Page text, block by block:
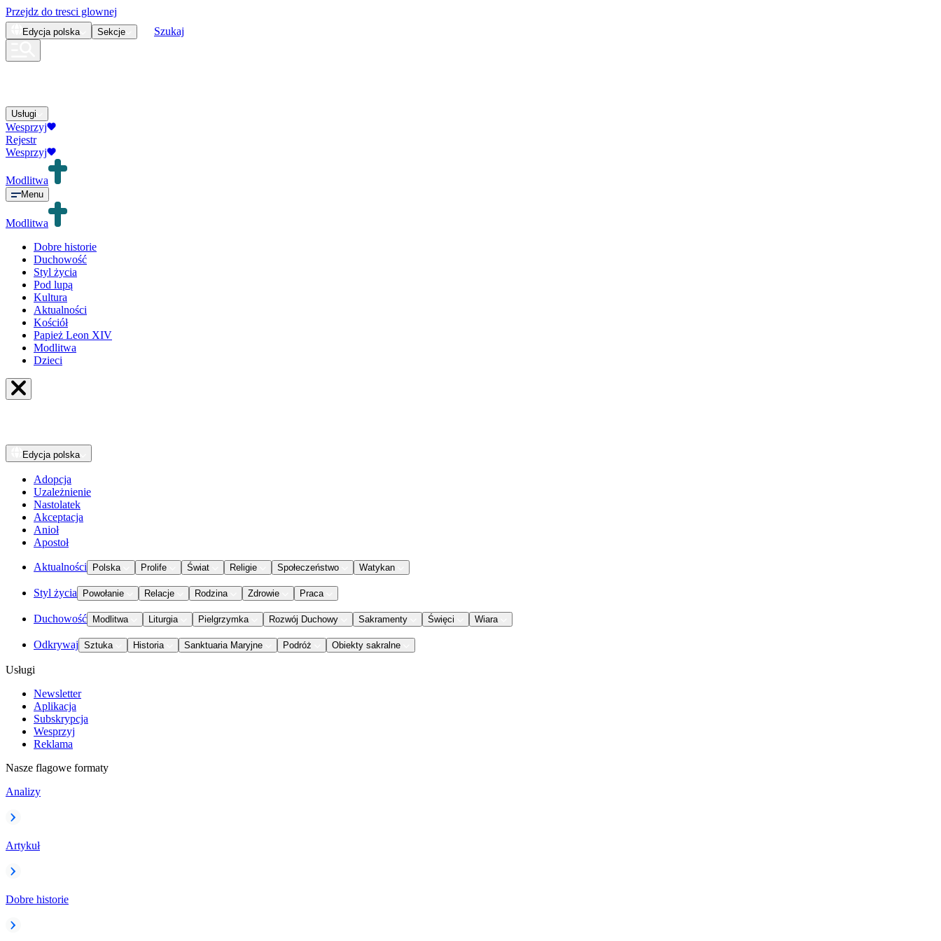
Przejdz do tresci glownej
Edycja polska Sekcje Szukaj
Usługi
Wesprzyj
Rejestr
Wesprzyj
Modlitwa
Menu
Modlitwa
Dobre historie
Duchowość
Styl życia
Pod lupą
Kultura
Aktualności
Kościół
Papież Leon XIV
Modlitwa
Dzieci
Edycja polska
Adopcja
Uzależnienie
Nastolatek
Akceptacja
Anioł
Apostoł
Aktualności Polska Prolife Świat Religie Społeczeństwo Watykan
Styl życia Powołanie Relacje Rodzina Zdrowie Praca
Duchowość Modlitwa Liturgia Pielgrzymka Rozwój Duchowy Sakramenty Święci Wiara
Odkrywaj Sztuka Historia Sanktuaria Maryjne Podróż Obiekty sakralne
Usługi
Newsletter
Aplikacja
Subskrypcja
Wesprzyj
Reklama
Nasze flagowe formaty
Analizy
Artykuł
Dobre historie